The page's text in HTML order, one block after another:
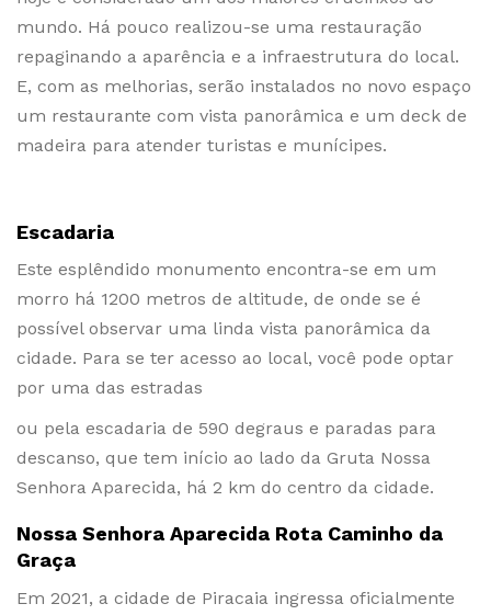
mundo. Há pouco realizou-se uma restauração
repaginando a aparência e a infraestrutura do local.
E, com as melhorias, serão instalados no novo espaço
um restaurante com vista panorâmica e um deck de
madeira para atender turistas e munícipes.
Escadaria
Este esplêndido monumento encontra-se em um
morro há 1200 metros de altitude, de onde se é
possível observar uma linda vista panorâmica da
cidade. Para se ter acesso ao local, você pode optar
por uma das estradas
ou pela escadaria de 590 degraus e paradas para
descanso, que tem início ao lado da Gruta Nossa
Senhora Aparecida, há 2 km do centro da cidade.
Nossa Senhora Aparecida Rota Caminho da
Graça
Em 2021, a cidade de Piracaia ingressa oficialmente